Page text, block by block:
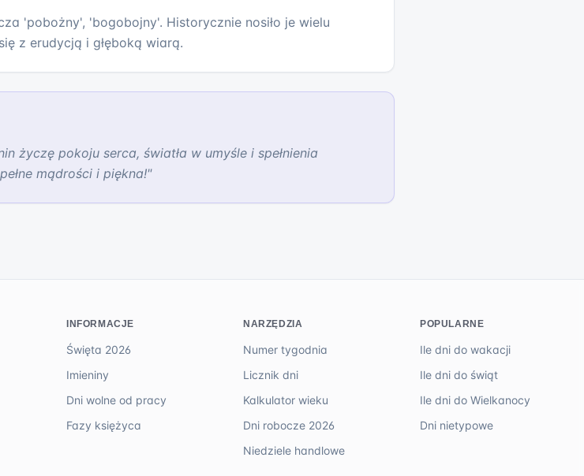
'pobożny', 'bogobojny'. Historycznie nosiło je wielu
z erudycją i głęboką wiarą.
życzę pokoju serca, światła w umyśle i spełnienia
mądrości i piękna!"
INFORMACJE
Święta 2026
Imieniny
Dni wolne od pracy
Fazy księżyca
NARZĘDZIA
Numer tygodnia
Licznik dni
Kalkulator wieku
Dni robocze 2026
Niedziele handlowe
POPULARNE
Ile dni do wakacji
Ile dni do świąt
Ile dni do Wielkanocy
Dni nietypowe